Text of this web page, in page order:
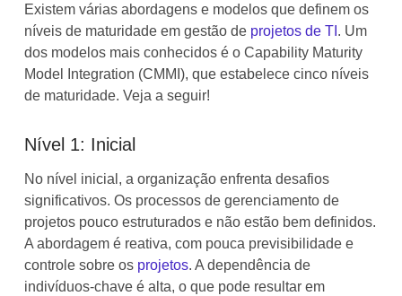
Existem várias abordagens e modelos que definem os
níveis de maturidade em gestão de projetos de TI . Um
dos modelos mais conhecidos é o Capability Maturity
Model Integration (CMMI), que estabelece cinco níveis
de maturidade. Veja a seguir!
Nível 1: Inicial
No nível inicial, a organização enfrenta desafios
significativos. Os processos de gerenciamento de
projetos pouco estruturados e não estão bem definidos.
A abordagem é reativa, com pouca previsibilidade e
controle sobre os projetos. A dependência de
indivíduos-chave é alta, o que pode resultar em